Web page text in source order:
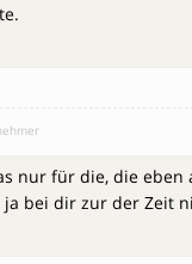
nur für die, die eben
ja bei dir zur der Zeit